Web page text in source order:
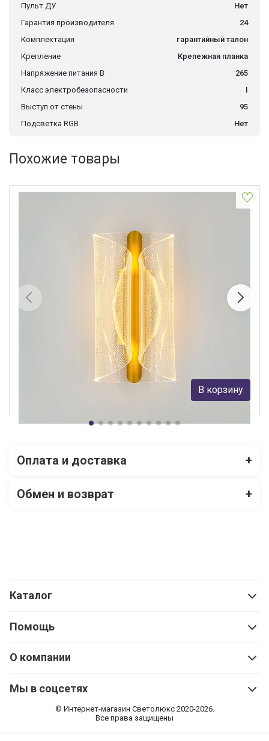
Пульт ДУ
Нет
Гарантия производителя
24
Комплектация
гарантийный талон
Крепление
Крепежная планка
Напряжение питания В
265
Класс электробезопасности
I
Выступ от стены
95
Подсветка RGB
Нет
Похожие товары
Настенный светильник LED4U L6344-01 GD
В корзину
Оплата и доставка +
Обмен и возврат +
Каталог
Помощь
О компании
Мы в соцсетях
© Интернет-магазин Cветолюкс 2020-2026.
Все права защищены